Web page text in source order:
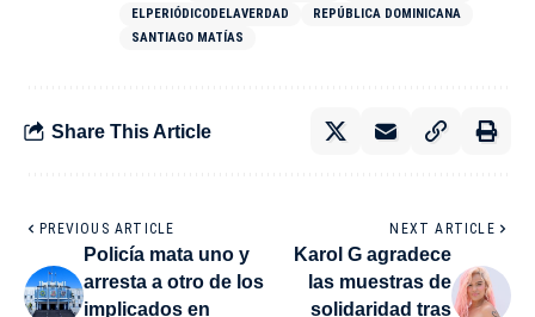
ELPERIÓDICODELAVERDAD
REPÚBLICA DOMINICANA
SANTIAGO MATÍAS
Share This Article
PREVIOUS ARTICLE
Policía mata uno y
arresta a otro de los
implicados en
NEXT ARTICLE
Karol G agradece
las muestras de
solidaridad tras